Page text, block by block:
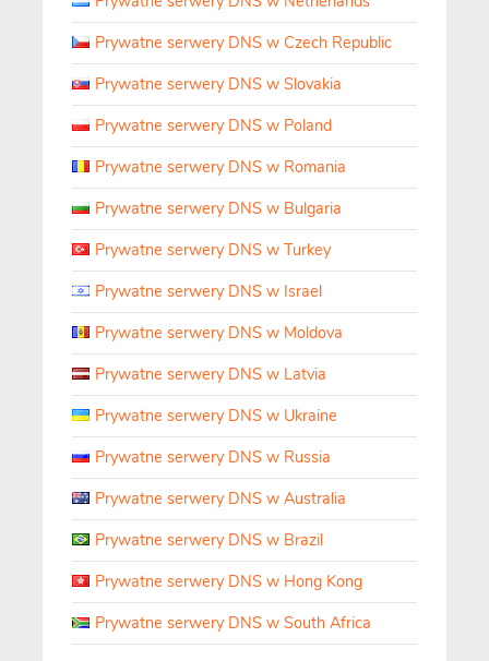
Prywatne serwery DNS w Czech Republic
Prywatne serwery DNS w Slovakia
Prywatne serwery DNS w Poland
Prywatne serwery DNS w Romania
Prywatne serwery DNS w Bulgaria
Prywatne serwery DNS w Turkey
Prywatne serwery DNS w Israel
Prywatne serwery DNS w Moldova
Prywatne serwery DNS w Latvia
Prywatne serwery DNS w Ukraine
Prywatne serwery DNS w Russia
Prywatne serwery DNS w Australia
Prywatne serwery DNS w Brazil
Prywatne serwery DNS w Hong Kong
Prywatne serwery DNS w South Africa